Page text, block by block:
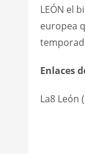
LEÓN el
europea
Enlaces
La8 León (